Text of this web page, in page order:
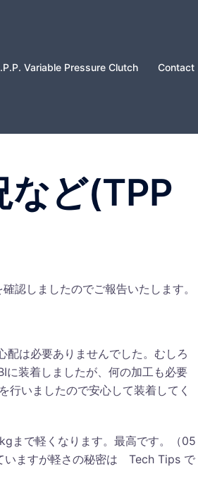
Variable Pressure Clutch Contact
ど(TPP
認しましたのでご報告いたします。
は必要ありませんでした。むしろ
に装着しましたが、何の加工も必要
行いましたので安心して装着してく
まで軽くなります。最高です。（05
いますが軽さの秘密は Tech Tips で